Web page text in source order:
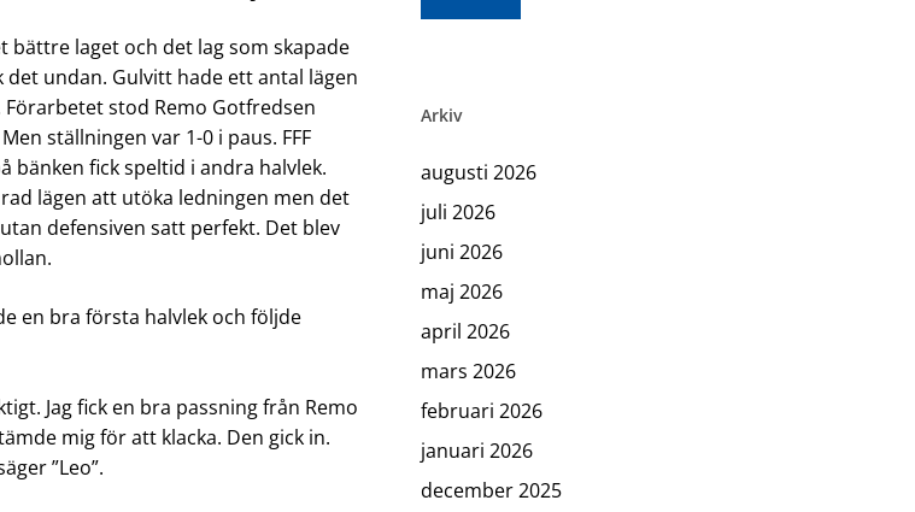
bättre laget och det lag som skapade
det undan. Gulvitt hade ett antal lägen
stod Remo Gotfredsen
ställningen var 1-0 i paus. FFF
bänken fick speltid i andra halvlek.
lägen att utöka ledningen men det
defensiven satt perfekt. Det blev
en bra första halvlek och följde
Jag fick en bra passning från Remo
mig för att klacka. Den gick in.
”Leo”.
Arkiv
augusti 2026
juli 2026
juni 2026
maj 2026
april 2026
mars 2026
februari 2026
januari 2026
december 2025